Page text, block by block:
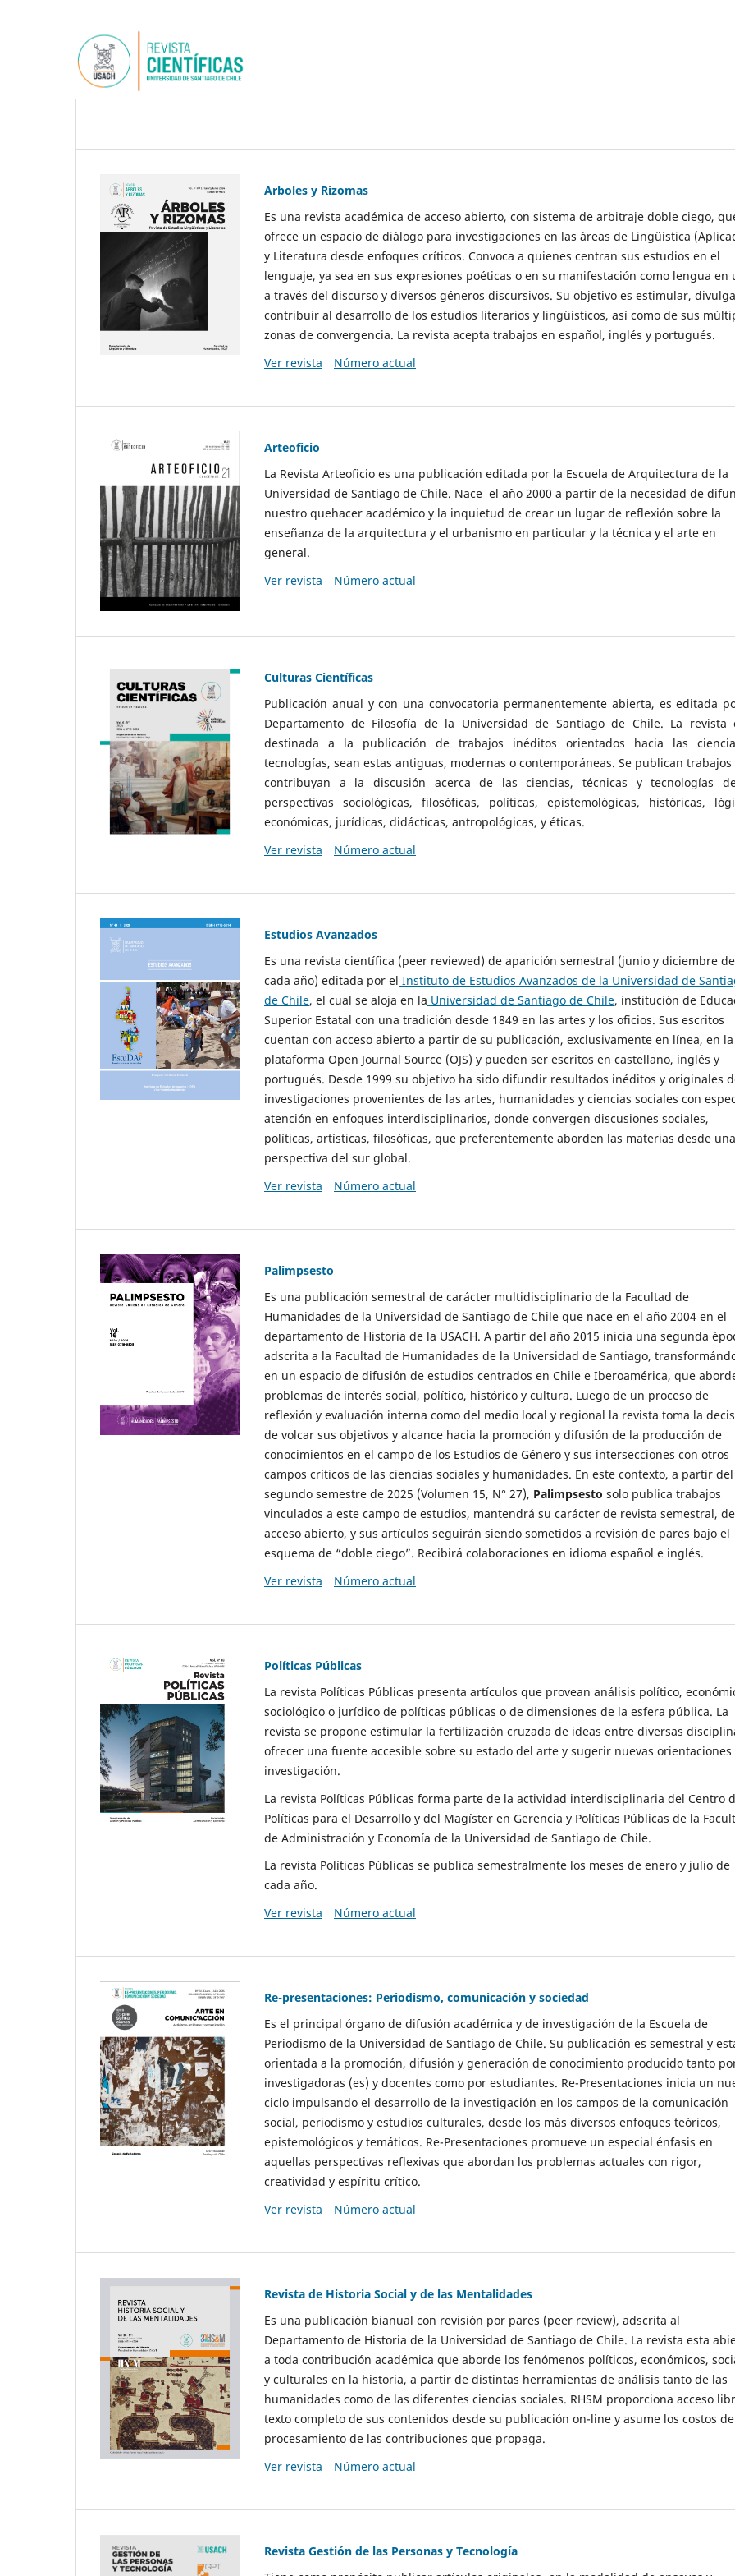
Arboles y Rizomas
Es una revista académica de acceso abierto, con sistema de arbitraje doble ciego,
ofrece un espacio de diálogo para investigaciones en las áreas de Lingüística
y Literatura desde enfoques críticos. Convoca a quienes centran sus estudios en el
lenguaje, ya sea en sus expresiones poéticas o en su manifestación como lengua en
a través del discurso y diversos géneros discursivos. Su objetivo es estimular,
contribuir al desarrollo de los estudios literarios y lingüísticos, así como de sus
zonas de convergencia. La revista acepta trabajos en español, inglés y portugués.
Ver revista
Número actual
Arteoficio
La Revista Arteoficio es una publicación editada por la Escuela de Arquitectura de la
Universidad de Santiago de Chile. Nace el año 2000 a partir de la necesidad de
nuestro quehacer académico y la inquietud de crear un lugar de reflexión sobre la
enseñanza de la arquitectura y el urbanismo en particular y la técnica y el arte en
general.
Ver revista
Número actual
Culturas Científicas
Publicación anual y con una convocatoria permanentemente abierta, es editada
Departamento de Filosofía de la Universidad de Santiago de Chile. La revista
destinada a la publicación de trabajos inéditos orientados hacia las
tecnologías, sean estas antiguas, modernas o contemporáneas. Se publican
contribuyan a la discusión acerca de las ciencias, técnicas y tecnologías
perspectivas sociológicas, filosóficas, políticas, epistemológicas, históricas,
económicas, jurídicas, didácticas, antropológicas, y éticas.
Ver revista
Número actual
Estudios Avanzados
Es una revista científica (peer reviewed) de aparición semestral (junio y diciembre de
cada año) editada por el Instituto de Estudios Avanzados de la Universidad de
de Chile, el cual se aloja en la Universidad de Santiago de Chile, institución de
Superior Estatal con una tradición desde 1849 en las artes y los oficios. Sus escritos
cuentan con acceso abierto a partir de su publicación, exclusivamente en línea, en la
plataforma Open Journal Source (OJS) y pueden ser escritos en castellano, inglés y
portugués. Desde 1999 su objetivo ha sido difundir resultados inéditos y originales
investigaciones provenientes de las artes, humanidades y ciencias sociales con
atención en enfoques interdisciplinarios, donde convergen discusiones sociales,
políticas, artísticas, filosóficas, que preferentemente aborden las materias desde una
perspectiva del sur global.
Ver revista
Número actual
Palimpsesto
Es una publicación semestral de carácter multidisciplinario de la Facultad de
Humanidades de la Universidad de Santiago de Chile que nace en el año 2004 en el
departamento de Historia de la USACH. A partir del año 2015 inicia una segunda
adscrita a la Facultad de Humanidades de la Universidad de Santiago,
en un espacio de difusión de estudios centrados en Chile e Iberoamérica, que
problemas de interés social, político, histórico y cultura. Luego de un proceso de
reflexión y evaluación interna como del medio local y regional la revista toma la
de volcar sus objetivos y alcance hacia la promoción y difusión de la producción de
conocimientos en el campo de los Estudios de Género y sus intersecciones con otros
campos críticos de las ciencias sociales y humanidades. En este contexto, a partir del
segundo semestre de 2025 (Volumen 15, N° 27), Palimpsesto solo publica trabajos
vinculados a este campo de estudios, mantendrá su carácter de revista semestral, de
acceso abierto, y sus artículos seguirán siendo sometidos a revisión de pares bajo el
esquema de “doble ciego”. Recibirá colaboraciones en idioma español e inglés.
Ver revista
Número actual
Políticas Públicas
La revista Políticas Públicas presenta artículos que provean análisis político,
sociológico o jurídico de políticas públicas o de dimensiones de la esfera pública. La
revista se propone estimular la fertilización cruzada de ideas entre diversas
ofrecer una fuente accesible sobre su estado del arte y sugerir nuevas orientaciones
investigación.
La revista Políticas Públicas forma parte de la actividad interdisciplinaria del Centro
Políticas para el Desarrollo y del Magíster en Gerencia y Políticas Públicas de la
de Administración y Economía de la Universidad de Santiago de Chile.
La revista Políticas Públicas se publica semestralmente los meses de enero y julio de
cada año.
Ver revista
Número actual
Re-presentaciones: Periodismo, comunicación y sociedad
Es el principal órgano de difusión académica y de investigación de la Escuela de
Periodismo de la Universidad de Santiago de Chile. Su publicación es semestral y
orientada a la promoción, difusión y generación de conocimiento producido tanto
investigadoras (es) y docentes como por estudiantes. Re-Presentaciones inicia un
ciclo impulsando el desarrollo de la investigación en los campos de la comunicación
social, periodismo y estudios culturales, desde los más diversos enfoques teóricos,
epistemológicos y temáticos. Re-Presentaciones promueve un especial énfasis en
aquellas perspectivas reflexivas que abordan los problemas actuales con rigor,
creatividad y espíritu crítico.
Ver revista
Número actual
Revista de Historia Social y de las Mentalidades
Es una publicación bianual con revisión por pares (peer review), adscrita al
Departamento de Historia de la Universidad de Santiago de Chile. La revista esta
a toda contribución académica que aborde los fenómenos políticos, económicos,
y culturales en la historia, a partir de distintas herramientas de análisis tanto de las
humanidades como de las diferentes ciencias sociales. RHSM proporciona acceso
texto completo de sus contenidos desde su publicación on-line y asume los costos de
procesamiento de las contribuciones que propaga.
Ver revista
Número actual
Revista Gestión de las Personas y Tecnología